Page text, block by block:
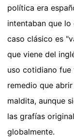
política era
intentaban que
caso clásico es
que viene del
uso cotidiano fue
remedio que
maldita, aunque
las grafías
globalmente.